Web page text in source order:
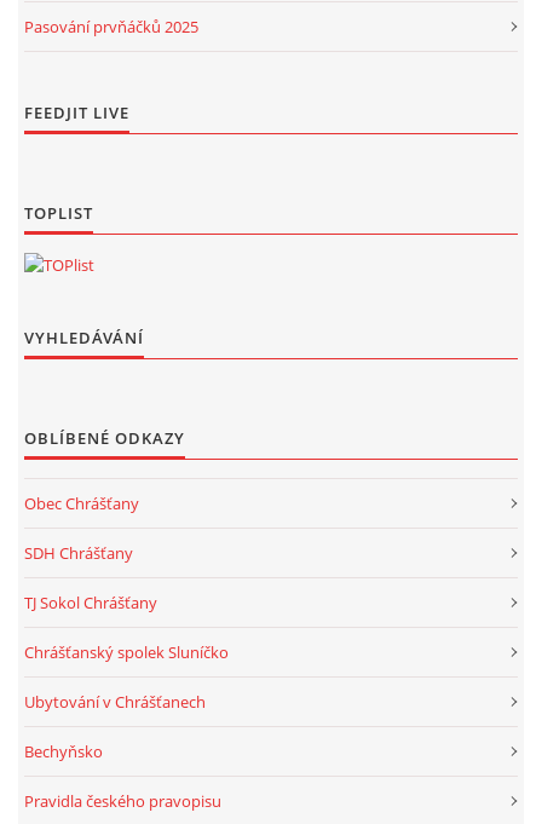
Pasování prvňáčků 2025
FEEDJIT LIVE
TOPLIST
VYHLEDÁVÁNÍ
OBLÍBENÉ ODKAZY
Obec Chrášťany
SDH Chrášťany
TJ Sokol Chrášťany
Chrášťanský spolek Sluníčko
Ubytování v Chrášťanech
Bechyňsko
Pravidla českého pravopisu